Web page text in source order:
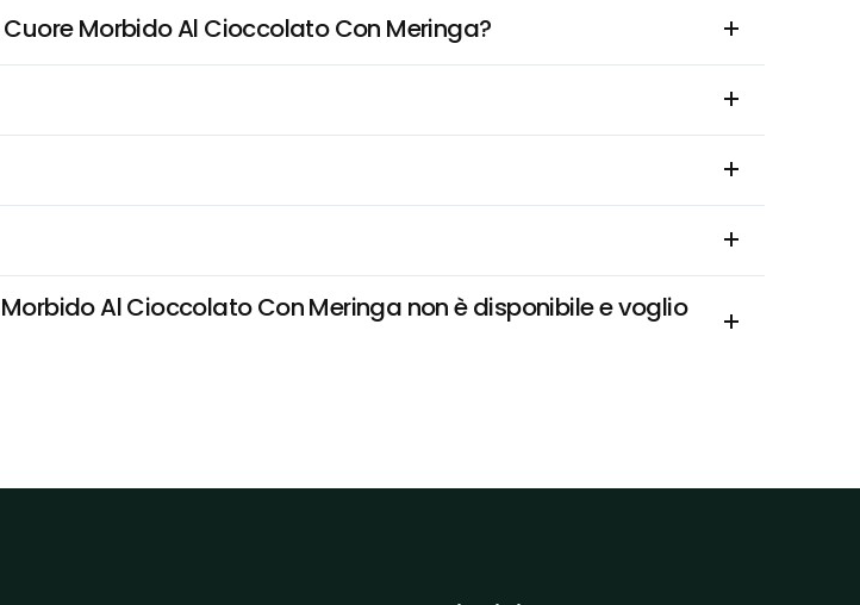
Morbido Al Cioccolato Con Meringa?
Al Cioccolato Con Meringa non è disponibile e voglio